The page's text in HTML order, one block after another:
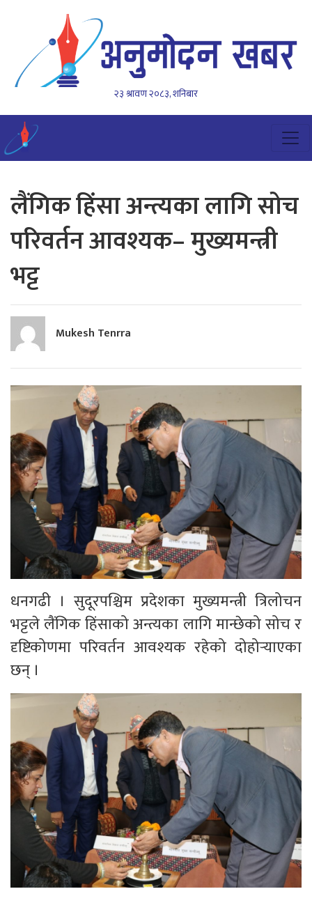
२३ श्रावण २०८३, शनिबार
लैंगिक हिंसा अन्त्यका लागि सोच
परिवर्तन आवश्यक– मुख्यमन्त्री
भट्ट
Mukesh Tenrra
धनगढी । सुदूरपश्चिम प्रदेशका मुख्यमन्त्री त्रिलोचन
भट्टले लैंगिक हिंसाको अन्त्यका लागि मान्छेको सोच र
दृष्टिकोणमा परिवर्तन आवश्यक रहेको दोहोर्‍याएका
छन् ।